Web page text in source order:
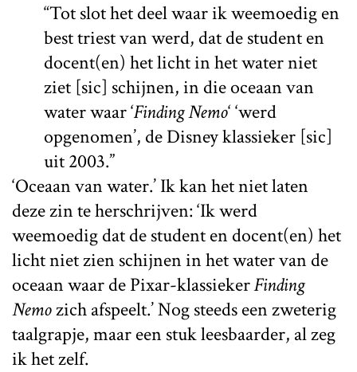
“Tot slot het deel waar ik weemoedig en
best triest van werd, dat de student en
docent(en) het licht in het water niet
ziet [sic] schijnen, in die oceaan van
water waar ‘Finding Nemo‘ ‘werd
opgenomen’, de Disney klassieker [sic]
uit 2003.”
‘Oceaan van water.’ Ik kan het niet laten
deze zin te herschrijven: ‘Ik werd
weemoedig dat de student en docent(en) het
licht niet zien schijnen in het water van de
oceaan waar de Pixar-klassiekerFinding
Nemozich afspeelt.’ Nog steeds een zweterig
taalgrapje, maar een stuk leesbaarder, al zeg
ik het zelf.